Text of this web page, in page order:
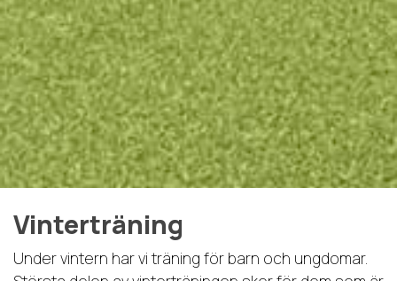
Vinterträning
Under vintern har vi träning för barn och ungdomar.